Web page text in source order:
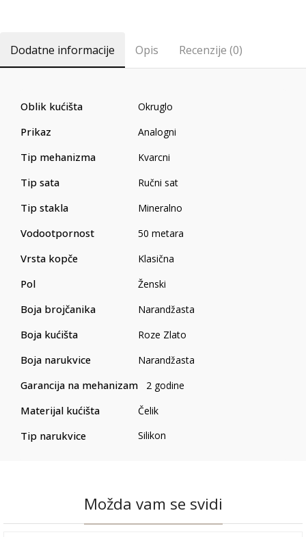
Dodatne informacije Opis Recenzije (0)
Oblik kućišta Okruglo
Prikaz Analogni
Tip mehanizma Kvarcni
Tip sata Ručni sat
Tip stakla Mineralno
Vodootpornost 50 metara
Vrsta kopče Klasična
Pol Ženski
Boja brojčanika Narandžasta
Boja kućišta Roze Zlato
Boja narukvice Narandžasta
Garancija na mehanizam 2 godine
Materijal kućišta Čelik
Tip narukvice Silikon
Možda vam se svidi